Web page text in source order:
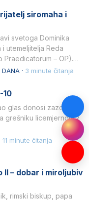
siromaha i
svetoga Dominika
i utemeljitelja Reda
– OP).
ljubavlju prema
· 3 minute čitanja
10
glas donosi zazor i
grešniku licemjernom.2
11 minute čitanja
– dobar i miroljubiv
rimski biskup, papa